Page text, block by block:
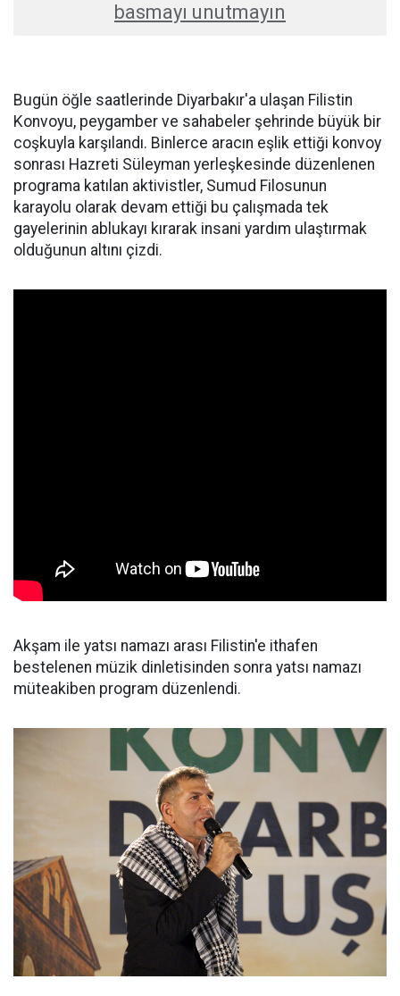
basmayı unutmayın
Bugün öğle saatlerinde Diyarbakır'a ulaşan Filistin
Konvoyu, peygamber ve sahabeler şehrinde büyük bir
coşkuyla karşılandı. Binlerce aracın eşlik ettiği konvoy
sonrası Hazreti Süleyman yerleşkesinde düzenlenen
programa katılan aktivistler, Sumud Filosunun
karayolu olarak devam ettiği bu çalışmada tek
gayelerinin ablukayı kırarak insani yardım ulaştırmak
olduğunun altını çizdi.
Akşam ile yatsı namazı arası Filistin'e ithafen
bestelenen müzik dinletisinden sonra yatsı namazı
müteakiben program düzenlendi.